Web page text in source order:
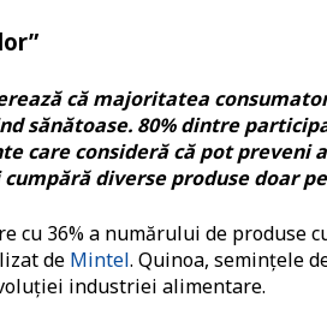
că majoritatea
sănătoase. 80% dintre
care consideră că pot preveni
diverse produse doar
cu 36% a numărului de produse
de Mintel. Quinoa, semințele
industriei alimentare.